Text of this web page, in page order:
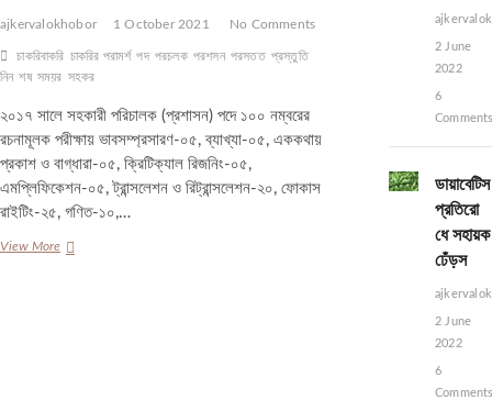
ajkervalokhobor 1 October 2021 No Comments
চাকরিবাকরি চাকরির পরামর্শ পদ পরচলক পরশসন পরসতত প্রস্তুতি
নিন শষ সময়র সহকর
২০১৭ সালে সহকারী পরিচালক (প্রশাসন) পদে ১০০ নম্বরের
রচনামূলক পরীক্ষায় ভাবসম্প্রসারণ-০৫, ব্যাখ্যা-০৫, এককথায়
প্রকাশ ও বাগ্​ধারা-০৫, ক্রিটিক্যাল রিজনিং-০৫,
এমপ্লিফিকেশন-০৫, ট্রান্সলেশন ও রিট্রান্সলেশন-২০, ফোকাস
রাইটিং-২৫, গণিত-১০,…
View Moreসহকারী
2 June
2022
6
ডায়াবেটিস
প্রতিরো
ধে সহায়ক
ঢেঁড়স
2 June
2022
6